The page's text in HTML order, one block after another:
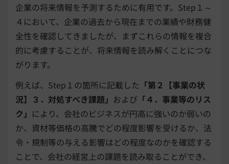
企業の将来情報を予測するために有用です。Step１～
４において、企業の過去から現在までの業績や財務健
全性を確認してきましたが、まずこれらの情報を複合
的に考慮することが、将来情報を読み解くことにつな
がります。
例えば、Step１の箇所に記載した 「第２【事業の状
況】３．対処すべき課題」 および 「４．事業等のリス
ク」 により、会社のビジネスが円高に強いのか弱いの
か、資材等価格の高騰でどの程度影響を受けるか、法
令・規制等の与える影響はどの程度なのかを確認する
ことで、会社の経営上の課題を読み取ることができ、